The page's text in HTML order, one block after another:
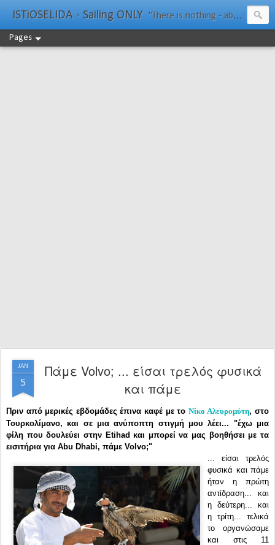
ISTiOSELIDA - Sailing ONLY "There is nothing - absolutely nothing - half so much worth doing as simply messing about in boats." Water Rat, Kenneth Grahame
Pages
JAN
5
Πάμε Volvo; ... είσαι τρελός φυσικά
και πάμε
Πριν από μερικές εβδομάδες έπινα καφέ με το Νίκο Αλευρομύτη, στο
Τουρκολίμανο, και σε μια ανύποπτη στιγμή μου λέει... "έχω μια
φίλη που δουλεύει στην Etihad και μπορεί να μας βοηθήσει με τα
εισιτήρια για Abu Dhabi, πάμε Volvo;"
... είσαι τρελός
φυσικά και πάμε
ήταν η πρώτη
αντίδραση... και
η δεύτερη... και
η τρίτη... τελικά
το οργανώσαμε
και στις 11